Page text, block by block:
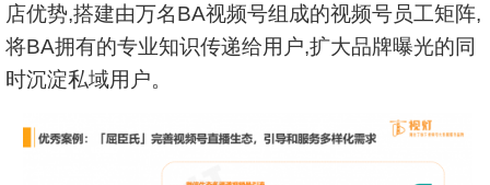
店优势,搭建由万名BA视频号组成的视频号员工矩阵,
将BA拥有的专业知识传递给用户,扩大品牌曝光的同
时沉淀私域用户。